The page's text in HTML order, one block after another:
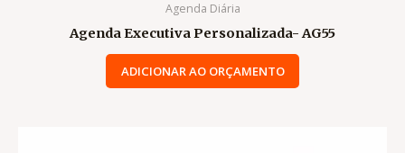
Agenda Diária
Agenda Executiva Personalizada- AG55
ADICIONAR AO ORÇAMENTO